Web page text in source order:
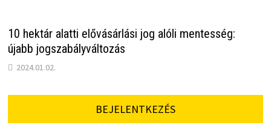
10 hektár alatti elővásárlási jog alóli mentesség:
újabb jogszabályváltozás
2024.01.02.
BEJELENTKEZÉS